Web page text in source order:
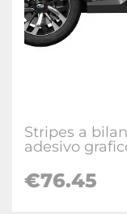
Stripes a
adesivo
€76.45